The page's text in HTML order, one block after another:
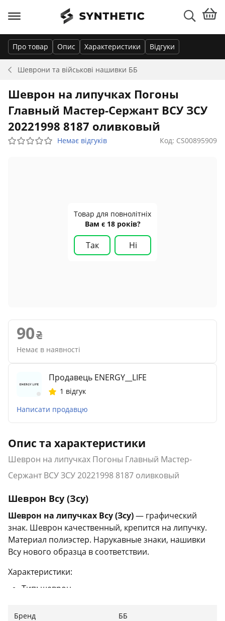
Шеврони та військові нашивки ББ
Про товар Опис Характеристики Відгуки
Шеврон на липучках Погоны
Главный Мастер-Сержант ВСУ ЗСУ
20221998 8187 оливковый
Немає відгуків Код: CS00895909
Товар для повнолітніх
Вам є 18 років?
Так Ні
90
Немає в наявності
Продавець ENERGY__LIFE
1 відгук
Написати продавцю
Опис та характеристики
Шеврон на липучках Погоны Главный Мастер-
Сержант ВСУ ЗСУ 20221998 8187 оливковый
Шеврон Всу (Зсу)
Шеврон на липучках Всу (Зсу)— графический
знак. Шеврон качественный, крепится на липучку.
Материал полиэстер. Нарукавные знаки, нашивки
Всу нового образца в соответствии.
Характеристики:
Тип: шеврон
Материал: полиэстер
Бренд ББ